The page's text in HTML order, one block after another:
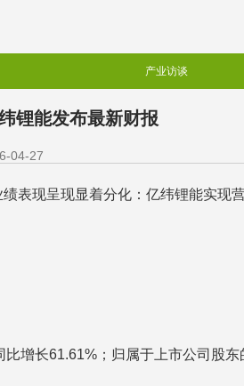
产业访谈
锂能发布最新财报
04-27
表现呈现显着分化：亿纬锂能实现
增长61.61%；归属于上市公司股